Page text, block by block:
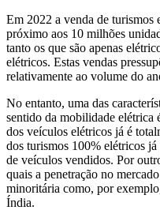
Em 2022 a venda de turismos
próximo aos 10 milhões
tanto os que são apenas
elétricos. Estas vendas
relativamente ao volume do
No entanto, uma das
sentido da mobilidade elétrica
dos veículos elétricos já é
dos turismos 100% elétricos
de veículos vendidos. Por
quais a penetração no
minoritária como, por
Índia.